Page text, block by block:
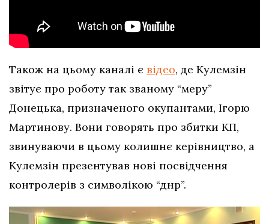
Також на цьому каналі є відео, де Кулемзін
звітує про роботу так званому “меру”
Донецька, призначеного окупантами, Ігорю
Мартинову. Вони говорять про збитки КП,
звинуваючи в цьому колишнє керівництво, а
Кулемзін презентував нові посвідчення
контролерів з символікою “днр”.